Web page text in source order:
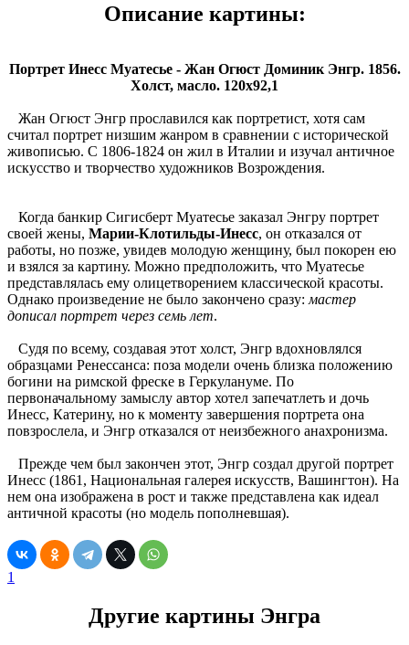
Описание картины:
Портрет Инесс Муатесье - Жан Огюст Доминик Энгр. 1856.
Холст, масло. 120х92,1
Жан Огюст Энгр прославился как портретист, хотя сам
считал портрет низшим жанром в сравнении с исторической
живописью. С 1806-1824 он жил в Италии и изучал античное
искусство и творчество художников Возрождения.
Когда банкир Сигисберт Муатесье заказал Энгру портрет
своей жены, Марии-Клотильды-Инесс, он отказался от
работы, но позже, увидев молодую женщину, был покорен ею
и взялся за картину. Можно предположить, что Муа­тесье
представлялась ему олицетворением классической красоты.
Однако произведение не было закончено сразу: мастер
дописал портрет через семь лет.
Судя по всему, создавая этот холст, Энгр вдохновлялся
образцами Ренессанса: поза модели очень близка положению
богини на римской фреске в Геркулануме. По
первоначальному замыслу автор хотел запечатлеть и дочь
Инесс, Катери­ну, но к моменту завершения портрета она
повзрослела, и Энгр отказался от неизбежного анахронизма.
Прежде чем был закончен этот, Энгр создал другой портрет
Инесс (1861, Национальная галерея искусств, Вашинг­тон). На
нем она изображена в рост и также представлена как идеал
античной красоты (но модель пополневшая).
1
Другие картины Энгра